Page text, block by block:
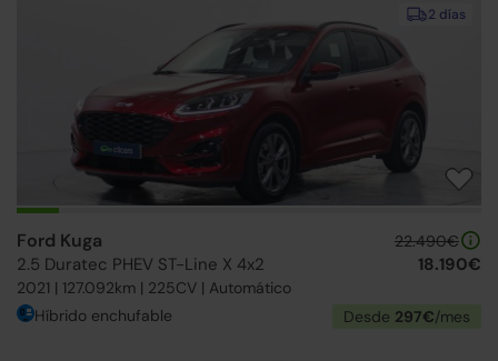
2 días
Ford Kuga
2.5 Duratec PHEV ST-Line X 4x2
2021 | 127.092km | 225CV | Automático
22.490€
18.190€
Híbrido enchufable Desde 297€/mes